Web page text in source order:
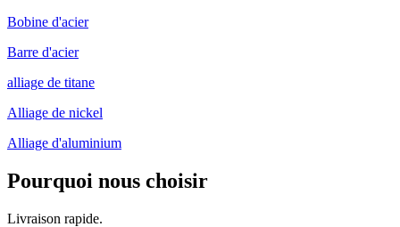
Bobine d'acier
Barre d'acier
alliage de titane
Alliage de nickel
Alliage d'aluminium
Pourquoi nous choisir
Livraison rapide.